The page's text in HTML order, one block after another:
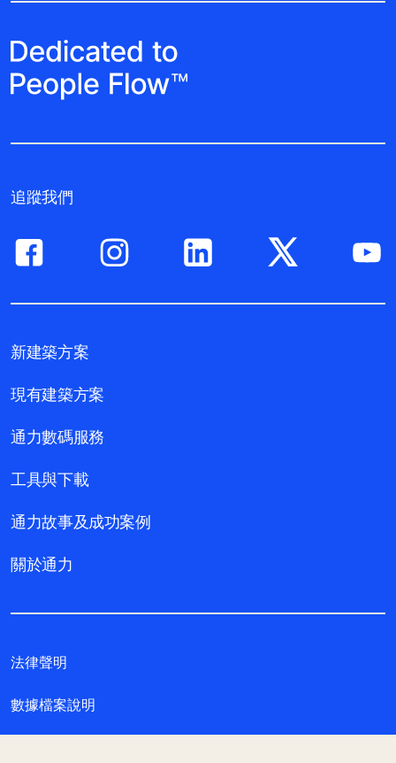
追蹤我們
新建築方案
現有建築方案
通力數碼服務
工具與下載
通力故事及成功案例
關於通力
法律聲明
數據檔案說明